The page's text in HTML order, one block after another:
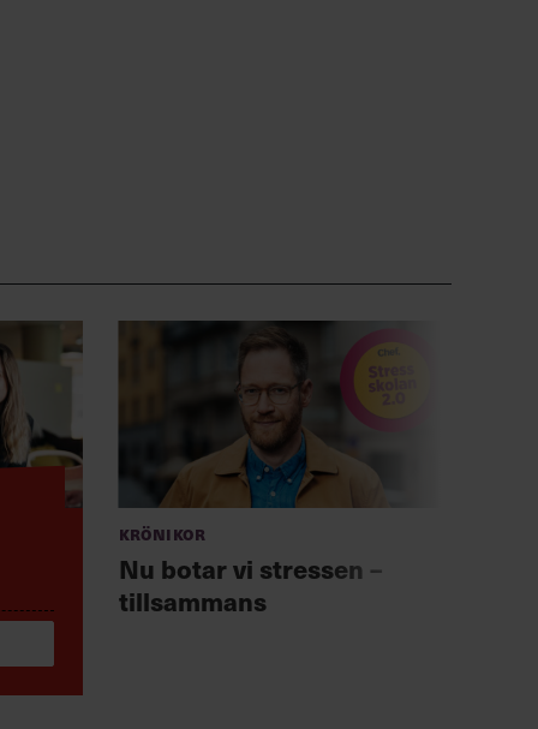
Krönikor
Nu botar vi stressen –
tillsammans